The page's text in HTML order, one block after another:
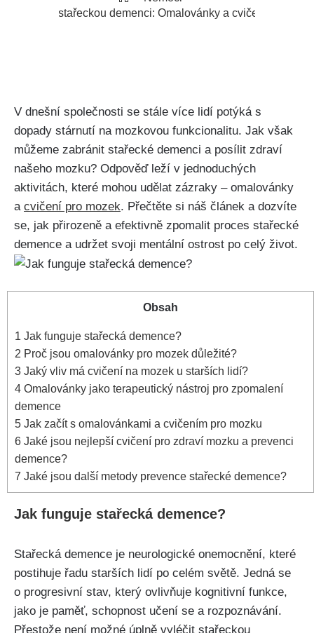
zpomalit stařeckou demenci: Omalovánky a cvičení pro
V dnešní společnosti se stále více lidí potýká s
dopady stárnutí na mozkovou funkcionalitu. Jak však
můžeme zabránit stařecké demenci a posílit zdraví
našeho mozku? Odpověď leží v jednoduchých
aktivitách, které mohou udělat zázraky – omalovánky
a cvičení pro mozek. Přečtěte si náš článek a dozvíte
se, jak přirozeně a efektivně zpomalit proces stařecké
demence a udržet svoji mentální ostrost po celý život.
Obsah
1 Jak funguje stařecká demence?
2 Proč jsou omalovánky pro mozek důležité?
3 Jaký vliv má cvičení na mozek u starších lidí?
4 Omalovánky jako terapeutický nástroj pro zpomalení
demence
5 Jak začít s omalovánkami a cvičením pro mozku
6 Jaké jsou nejlepší cvičení pro zdraví mozku a prevenci
demence?
7 Jaké jsou další metody prevence stařecké demence?
Jak funguje stařecká demence?
Stařecká demence je neurologické onemocnění, které
postihuje řadu starších lidí po celém světě. Jedná se
o progresivní stav, který ovlivňuje kognitivní funkce,
jako je paměť, schopnost učení se a rozpoznávání.
Přestože není možné úplně vyléčit stařeckou